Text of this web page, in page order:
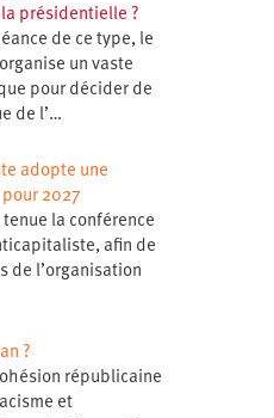
présidentielle ?
de ce type, le
un vaste
pour décider de
de l’…
adopte une
2027
tenue la conférence
afin de
de l’organisation
?
républicaine
et